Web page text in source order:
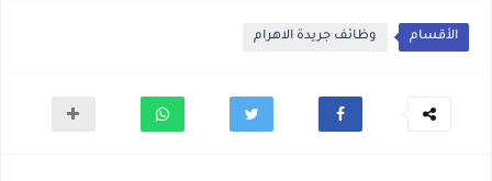
الأقسام وظائف جريدة الاهرام